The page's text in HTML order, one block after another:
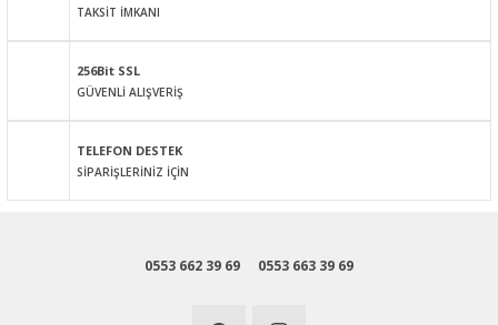
TAKSİT İMKANI
256Bit SSL
GÜVENLİ ALIŞVERİŞ
TELEFON DESTEK
SİPARİŞLERİNİZ İÇİN
0553 662 39 69 0553 663 39 69